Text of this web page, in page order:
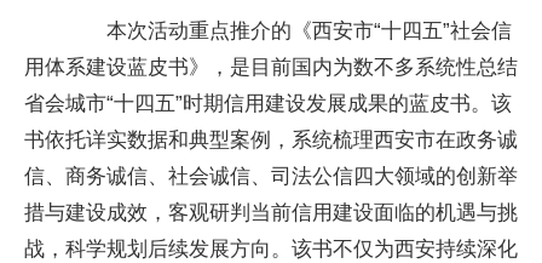
本次活动重点推介的《西安市“十四五”社会信
用体系建设蓝皮书》，是目前国内为数不多系统性总结
省会城市“十四五”时期信用建设发展成果的蓝皮书。该
书依托详实数据和典型案例，系统梳理西安市在政务诚
信、商务诚信、社会诚信、司法公信四大领域的创新举
措与建设成效，客观研判当前信用建设面临的机遇与挑
战，科学规划后续发展方向。该书不仅为西安持续深化